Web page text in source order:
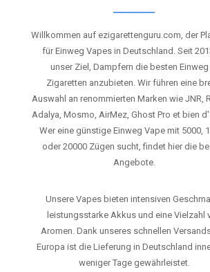
Willkommen auf ezigarettenguru.com, der
für Einweg Vapes in Deutschland. Seit
unser Ziel, Dampfern die besten Einweg
Zigaretten anzubieten. Wir führen eine
Auswahl an renommierten Marken wie JNR,
Adalya, Mosmo, AirMez, Ghost Pro et bien
Wer eine günstige Einweg Vape mit 5000,
oder 20000 Zügen sucht, findet hier die
Angebote.
Unsere Vapes bieten intensiven
leistungsstarke Akkus und eine Vielzahl
Aromen. Dank unseres schnellen
Europa ist die Lieferung in Deutschland
weniger Tage gewährleistet.